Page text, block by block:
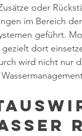
oder
im Bereich
geführt.
dort
wird nicht nur